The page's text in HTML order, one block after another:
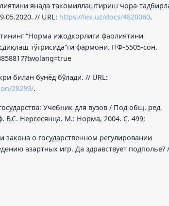
янада такомиллаштириш чора-
// URL: https://lex.uz/docs/4820060.
“Норма ижодкорлиги фаолиятини
тўғрисида”ги фармони. ПФ-5505-сон.
билан бунёд бўлади. // URL:
28289/.
Учебник для вузов / Под общ. ред.
В.С. Нерсесянца. М.: Норма, 2004. С. 499;
о государственном регулировании
азартных игр. Да здравствует подполье?